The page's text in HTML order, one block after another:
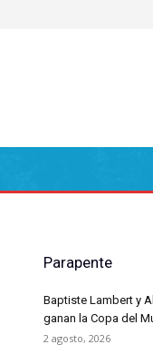
Parapente
Baptiste Lambert y
ganan la Copa del
2 agosto, 2026